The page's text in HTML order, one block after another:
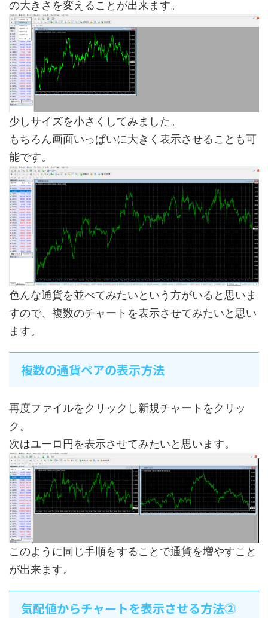
の大きさを変えることが出来ます。
少しサイズを小さくしてみました。
もちろん画面いっぱいに大きく表示させることも可
能です。
色んな通貨を並べてみたいという方がいると思いま
すので、複数のチャートを表示させてみたいと思い
ます。
複数の通貨ペアの表示方法
再度ファイルをクリックし新規チャートをクリッ
ク。
次はユーロ円を表示させてみたいと思います。
このように同じ手順をすることで通貨を増やすこと
が出来ます。
気配値からチャートを表示させる方法⓶